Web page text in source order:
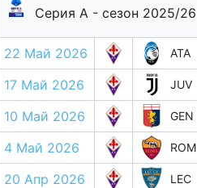
Серия А - сезон 2025/26
22 Май 2026 ATA
17 Май 2026 JUV
10 Май 2026 GEN
4 Май 2026 ROM
20 Апр 2026 LEC